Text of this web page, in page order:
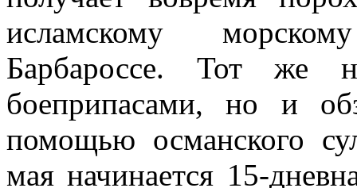
исламскому
Барбароссе. Тот же
боеприпасами, но и
помощью османского
мая начинается 15-